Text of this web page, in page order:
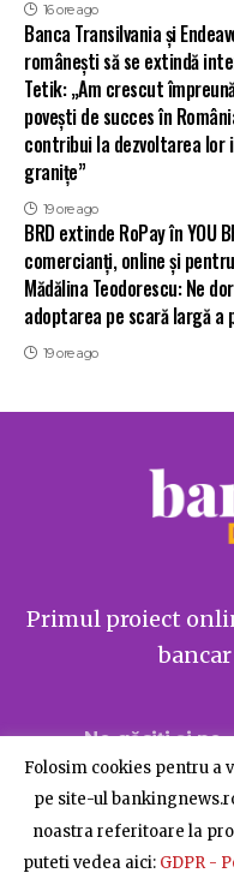
16 ore ago
Banca Transilvania și
românești să se extindă
Tetik: „Am crescut
povești de succes în
contribui la dezvoltarea lor
granițe”
19 ore ago
BRD extinde RoPay în YOU
comercianți, online și
Mădălina Teodorescu: Ne
adoptarea pe scară largă
19 ore ago
Primul proiect
Ne găsiți și pe
Despre
Folosim cookies pentru a
pe site-ul
noastra referitoare la
puteti vedea aici: GDPR -